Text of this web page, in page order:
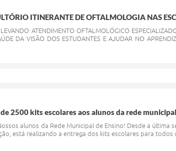
ITINERANTE DE OFTALMOLOGIA NAS
ATENDIMENTO OFTALMOLÓGICO
DA VISÃO DOS ESTUDANTES E AJUDAR NO
2500 kits escolares aos alunos da rede
alunos da Rede Municipal de Ensino! Desde a última
está realizando a entrega dos kits escolares para todos